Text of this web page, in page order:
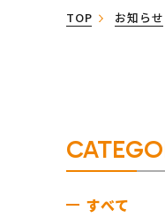
TOP お知らせ
すべて